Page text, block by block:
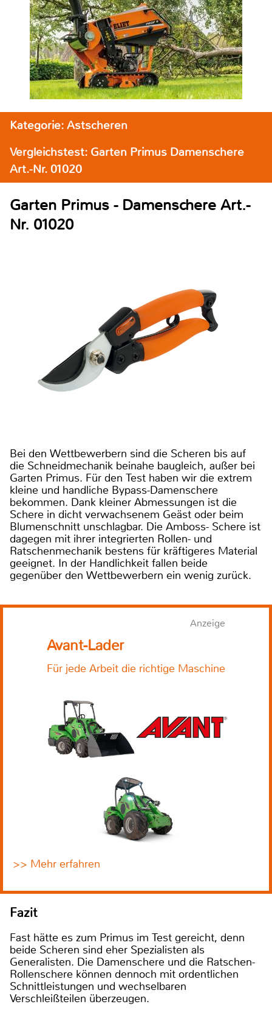
Kategorie: Astscheren
Vergleichstest: Garten Primus Damenschere
Art.-Nr. 01020
Garten Primus - Damenschere Art.-
Nr. 01020
Bei den Wettbewerbern sind die Scheren bis auf
die Schneidmechanik beinahe baugleich, außer bei
Garten Primus. Für den Test haben wir die extrem
kleine und handliche Bypass-Damenschere
bekommen. Dank kleiner Abmessungen ist die
Schere in dicht verwachsenem Geäst oder beim
Blumenschnitt unschlagbar. Die Amboss- Schere ist
dagegen mit ihrer integrierten Rollen- und
Ratschenmechanik bestens für kräftigeres Material
geeignet. In der Handlichkeit fallen beide
gegenüber den Wettbewerbern ein wenig zurück.
Anzeige
Avant-Lader
Für jede Arbeit die richtige Maschine
>> Mehr erfahren
Fazit
Fast hätte es zum Primus im Test gereicht, denn
beide Scheren sind eher Spezialisten als
Generalisten. Die Damenschere und die Ratschen-
Rollenschere können dennoch mit ordentlichen
Schnittleistungen und wechselbaren
Verschleißteilen überzeugen.